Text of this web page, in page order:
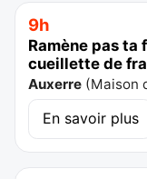
9h
Ramène pas ta
cueillette de
Auxerre (Maison
En savoir plus